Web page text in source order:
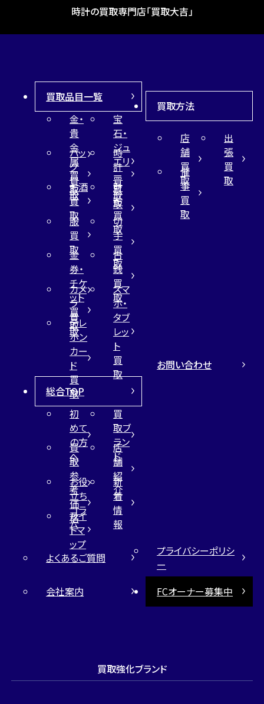
時計の買取専門店「買取大吉」
買取品目一覧
金・
貴
金
属
買
取
宝
石・
ジュ
エリ
ー
買
取
バッ
グ
買
取
時
計
買
取
お酒
買
取
財
布
買
取
服
買
取
切
手
買
取
金
券・
チケ
ット
買
取
古
銭
買
取
カメ
ラ
買
取
スマ
ホ・
タブ
レッ
ト
買
取
テレ
ホン
カー
ド
買
取
買取方法
店
舗
買
取
出
張
買
取
催
事
買
取
総合TOP
初
めて
の方
へ
買
取ブ
ラン
ド
買
取
参
考
価
格
店
舗
紹
介
お役
立ち
コラ
ム
新
着
情
報
サイ
トマ
ップ
お問い合わせ
よくあるご質問
プライバシーポリシ
ー
会社案内
FCオーナー募集中
買取強化ブランド